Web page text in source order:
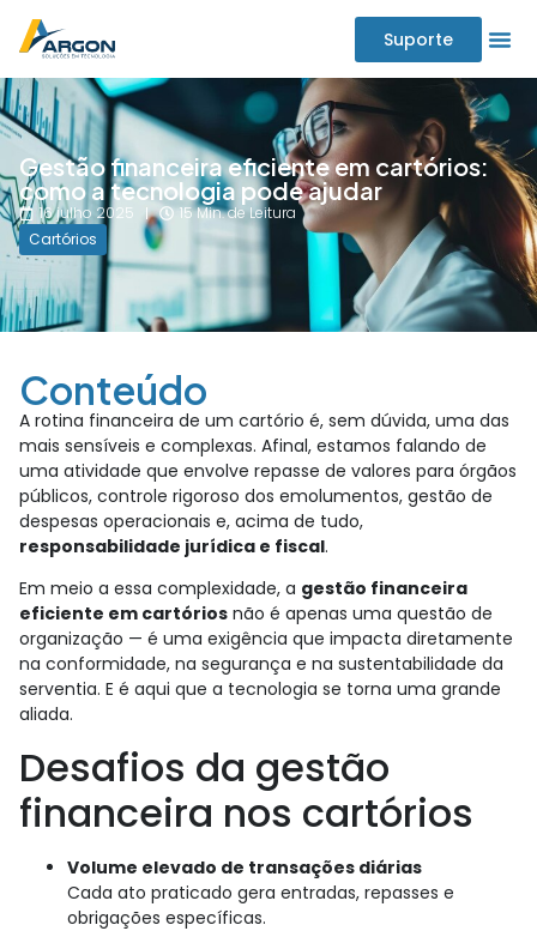
Suporte
Gestão financeira eficiente em cartórios:
como a tecnologia pode ajudar
16 julho 2025
15 Min. de Leitura
Cartórios
Conteúdo
A rotina financeira de um cartório é, sem dúvida, uma das
mais sensíveis e complexas. Afinal, estamos falando de
uma atividade que envolve repasse de valores para órgãos
públicos, controle rigoroso dos emolumentos, gestão de
despesas operacionais e, acima de tudo,
responsabilidade jurídica e fiscal.
Em meio a essa complexidade, a gestão financeira
eficiente em cartórios não é apenas uma questão de
organização — é uma exigência que impacta diretamente
na conformidade, na segurança e na sustentabilidade da
serventia. E é aqui que a tecnologia se torna uma grande
aliada.
Desafios da gestão
financeira nos cartórios
Volume elevado de transações diárias
Cada ato praticado gera entradas, repasses e
obrigações específicas.